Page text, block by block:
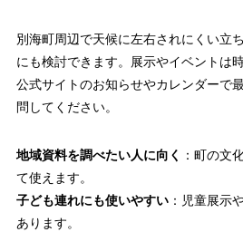
別海町周辺で天候に左右されにくい立
にも検討できます。展示やイベントは
公式サイトのお知らせやカレンダーで
問してください。
地域資料を調べたい人に向く
：町の文
て使えます。
子ども連れにも使いやすい：児童展示
あります。